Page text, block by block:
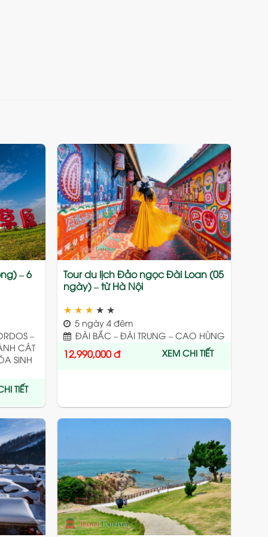
Add
wishlist
– 6
–
CÁT
SINH
TIẾT
Add
to
wishlist
Tour du lịch Đảo ngọc Đài Loan (05
ngày) – từ Hà Nội
★ ★ ★ ★ ★
5 ngày 4 đêm
ĐÀI BẮC – ĐÀI TRUNG – CAO HÙNG
12,990,000đ XEM CHI TIẾT
Add
wishlist
Add
to
wishlist